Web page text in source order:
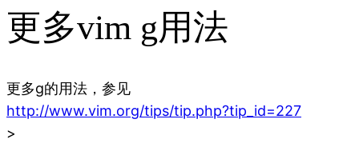
更多vim g用法
更多g的用法，参见
http://www.vim.org/tips/tip.php?tip_id=227
>